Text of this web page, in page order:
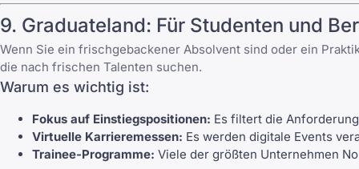
9. Graduateland: Für Studenten und
Wenn Sie ein frischgebackener Absolvent sind oder ein
die nach frischen Talenten suchen.
Warum es wichtig ist:
Fokus auf Einstiegspositionen: Es filtert die
Virtuelle Karrieremessen: Es werden digitale Events
Trainee-Programme: Viele der größten Unternehmen